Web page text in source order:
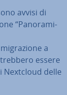
avvisi di
“Pa­no­ra­mi­
a
essere
Nextcloud delle